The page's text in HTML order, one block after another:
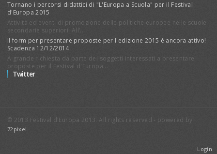
Tornano i percorsi didattici di "L'Europa a Scuola" per il Festival
d'Europa 2015
Attività ed eventi di promozione delle politiche europee nelle scuole
secondarie superiori. All’...
Il form per presentare proposte per l'edizione 2015 è ancora attivo!
Scadenza 12/12/2014
A grande richiesta da parte dei soggetti interessati a presentare
proposte per il Festival d'Europa...
Twitter
© 2013 Festival d'Europa 2013. All rights reserved - powered by
72pixel
Login